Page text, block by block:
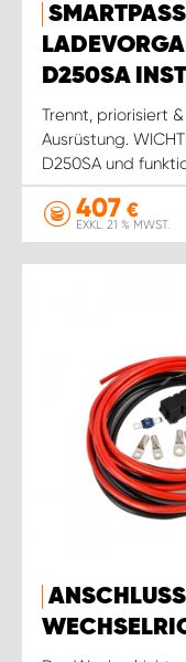
D250SA
Trennt, priorisiert
Ausrüstung.
D250SA und
407 €
EXKL. 21 % MWST.